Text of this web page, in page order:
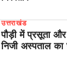
उत्तराखंड
पौड़ी में प्रसूता
निजी अस्पताल का